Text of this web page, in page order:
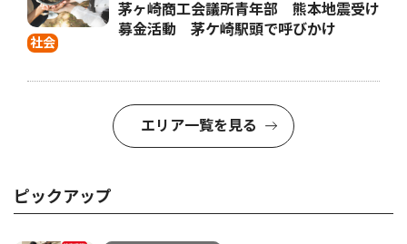
社会
茅ヶ崎商工会議所青年部 熊本地震受け
募金活動 茅ケ崎駅頭で呼びかけ
エリア一覧を見る
ピックアップ